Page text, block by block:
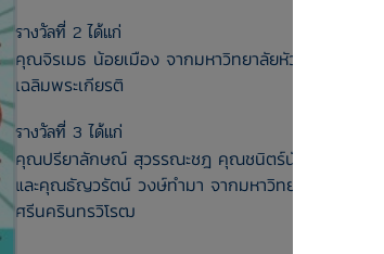
รางวัลที่ 2 ได้แก่
คุณจิรเมธ น้อยเมือง จากมหาวิทยาลัยหัวเฉียว
เฉลิมพระเกียรติ
รางวัลที่ 3 ได้แก่
คุณปรียาลักษณ์ สุวรรณะชฎ คุณชนิตร์นันท์ เนตรขันธ์
และคุณธัญวรัตน์ วงษ์ทำมา จากมหาวิทยาลัย
ศรีนครินทรวิโรฒ